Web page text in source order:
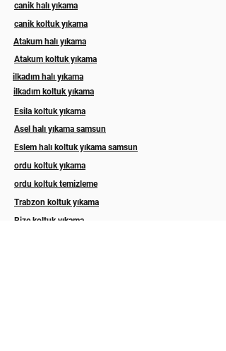
canik halı yıkama
canik koltuk yıkama
Atakum halı yıkama
Atakum koltuk yıkama
ilkadım halı yıkama
ilkadım koltuk yıkama
Esila koltuk yıkama
Asel halı yıkama samsun
Eslem halı koltuk yıkama samsun
ordu koltuk yıkama
ordu koltuk temizleme
Trabzon koltuk yıkama
Rize koltuk yıkama